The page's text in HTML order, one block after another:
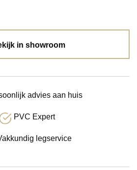
in showroom
advies aan huis
PVC Expert
legservice